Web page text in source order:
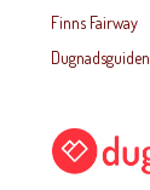
Finns Fairway
Dugnadsguiden